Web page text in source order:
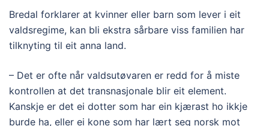
Bredal forklarer at kvinner eller barn som lever i eit
valdsregime, kan bli ekstra sårbare viss familien har
tilknyting til eit anna land.
– Det er ofte når valdsutøvaren er redd for å miste
kontrollen at det transnasjonale blir eit element.
Kanskje er det ei dotter som har ein kjærast ho ikkje
burde ha, eller ei kone som har lært seg norsk mot